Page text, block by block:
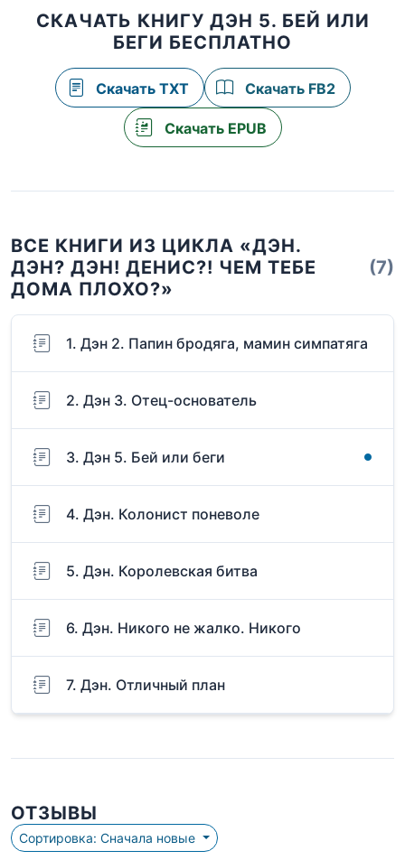
СКАЧАТЬ КНИГУ ДЭН 5. БЕЙ ИЛИ
БЕГИ БЕСПЛАТНО
Скачать TXT Скачать FB2
Скачать EPUB
ВСЕ КНИГИ ИЗ ЦИКЛА «ДЭН.
ДЭН? ДЭН! ДЕНИС?! ЧЕМ ТЕБЕ
ДОМА ПЛОХО?»
(7)
1. Дэн 2. Папин бродяга, мамин симпатяга
2. Дэн 3. Отец-основатель
3. Дэн 5. Бей или беги
4. Дэн. Колонист поневоле
5. Дэн. Королевская битва
6. Дэн. Никого не жалко. Никого
7. Дэн. Отличный план
ОТЗЫВЫ
Сортировка: Сначала новые